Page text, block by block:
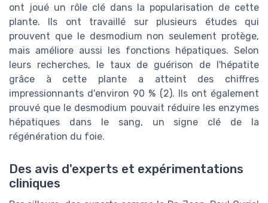
ont joué un rôle clé dans la popularisation de cette
plante. Ils ont travaillé sur plusieurs études qui
prouvent que le desmodium non seulement protège,
mais améliore aussi les fonctions hépatiques. Selon
leurs recherches, le taux de guérison de l'hépatite
grâce à cette plante a atteint des chiffres
impressionnants d'environ 90 % (2). Ils ont également
prouvé que le desmodium pouvait réduire les enzymes
hépatiques dans le sang, un signe clé de la
régénération du foie.
Des avis d'experts et expérimentations
cliniques